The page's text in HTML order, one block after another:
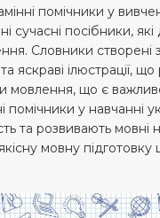
помічники у
сучасні
Словники
яскраві
мовлення, що є
помічники у
та розвивають
мовну підготовку